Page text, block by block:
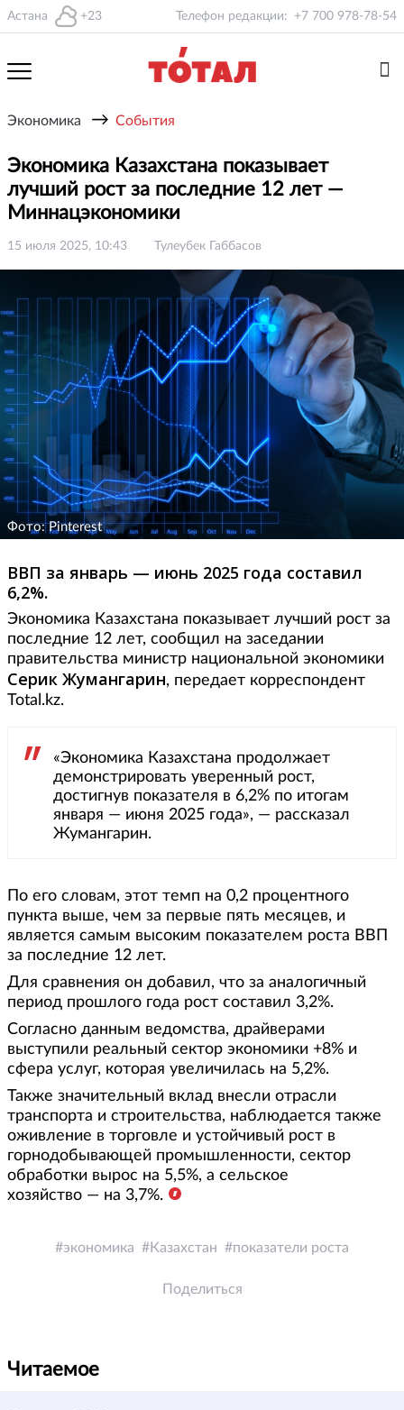
Астана +23 Телефон редакции: +7 700 978-78-54
Экономика → События
Экономика Казахстана показывает
лучший рост за последние 12 лет —
Миннацэкономики
15 июля 2025, 10:43 Тулеубек Габбасов
Фото: Pinterest
ВВП за январь — июнь 2025 года составил
6,2%.
Экономика Казахстана показывает лучший рост за
последние 12 лет, сообщил на заседании
правительства министр национальной экономики
Серик Жумангарин, передает корреспондент
Total.kz.
«Экономика Казахстана продолжает
демонстрировать уверенный рост,
достигнув показателя в 6,2% по итогам
января — июня 2025 года», — рассказал
Жумангарин.
По его словам, этот темп на 0,2 процентного
пункта выше, чем за первые пять месяцев, и
является самым высоким показателем роста ВВП
за последние 12 лет.
Для сравнения он добавил, что за аналогичный
период прошлого года рост составил 3,2%.
Согласно данным ведомства, драйверами
выступили реальный сектор экономики +8% и
сфера услуг, которая увеличилась на 5,2%.
Также значительный вклад внесли отрасли
транспорта и строительства, наблюдается также
оживление в торговле и устойчивый рост в
горнодобывающей промышленности, сектор
обработки вырос на 5,5%, а сельское
хозяйство — на 3,7%.
экономика Казахстан показатели роста
Поделиться
Читаемое